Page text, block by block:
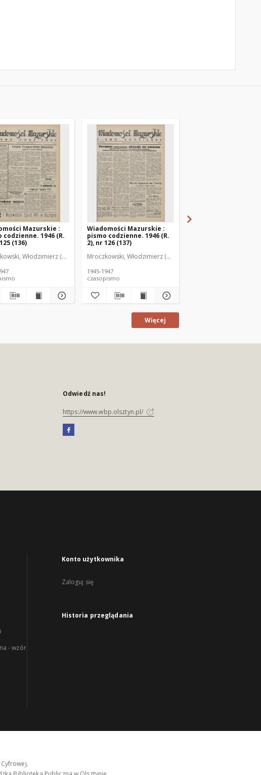
Mazurskie :
codzienne. 1946 (R.
(136)
Włodzimierz (1902-1971). Redaktor
Wiadomości Mazurskie :
pismo codzienne. 1946 (R.
2), nr 126 (137)
Mroczkowski, Włodzimierz (1902-1971). Redaktor
1945-1947
czasopismo
Więcej
Odwiedź nas!
https://www.wbp.olsztyn.pl/
- wzór
Konto użytkownika
Zaloguj się
Historia przeglądania